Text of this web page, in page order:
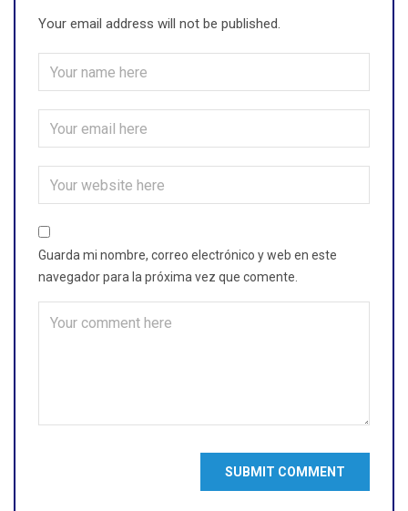
Your email address will not be published.
Guarda mi nombre, correo electrónico y web en este
navegador para la próxima vez que comente.